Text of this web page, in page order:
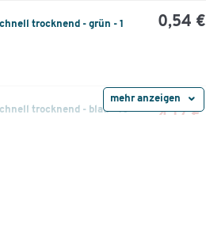
trocknend - grün - 1
0,54 €
trocknend - blau - 10
4,70 €
4,17 €
mehr anzeigen